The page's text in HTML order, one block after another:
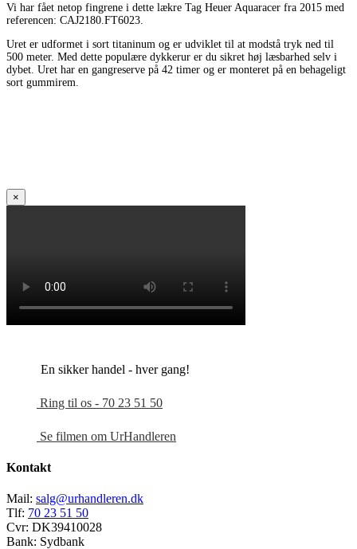
Vi har fået netop fingrene i dette lækre Tag Heuer Aquaracer fra 2015 med
referencen: CAJ2180.FT6023.
Uret er udformet i sort titaninum og er udviklet til at modstå tryk ned til
500 meter. Med dette populære dykkerur er du sikret høj læsbarhed selv i
dybet. Uret har en gangreserve på 42 timer og er monteret på en behageligt
sort gummirem.
×
En sikker handel - hver gang!
Ring til os - 70 23 51 50
Se filmen om UrHandleren
Kontakt
Mail: salg@urhandleren.dk
Tlf: 70 23 51 50
Cvr: DK39410028
Bank: Sydbank